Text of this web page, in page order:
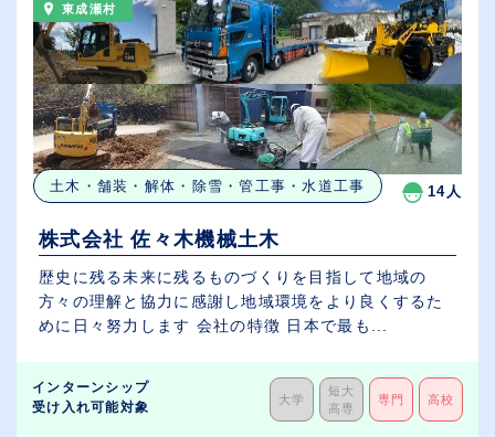
東成瀬村
土木・舗装・解体・除雪・管工事・水道工事 14人
株式会社 佐々木機械土木
歴史に残る未来に残るものづくりを目指して地域の
方々の理解と協力に感謝し地域環境をより良くするた
めに日々努力します 会社の特徴 日本で最も...
インターンシップ
受け入れ可能対象
大学
短大
高専
専門 高校